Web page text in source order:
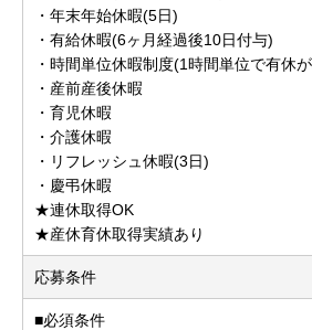
・年末年始休暇(5日)
・有給休暇(6ヶ月経過後10日付与)
・時間単位休暇制度(1時間単位で有休
・産前産後休暇
・育児休暇
・介護休暇
・リフレッシュ休暇(3日)
・慶弔休暇
★連休取得OK
★産休育休取得実績あり
応募条件
■必須条件